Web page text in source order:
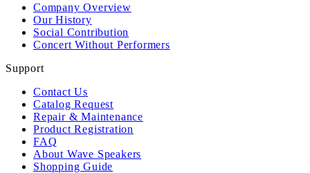
Company Overview
Our History
Social Contribution
Concert Without Performers
Support
Contact Us
Catalog Request
Repair & Maintenance
Product Registration
FAQ
About Wave Speakers
Shopping Guide